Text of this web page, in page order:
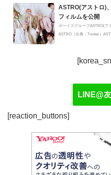
ASTRO(アストロ)
フィルムを公開
ボーイズグループASTRO(ア
ASTRO（出典：Twitter）
LINE@
[reaction_buttons]